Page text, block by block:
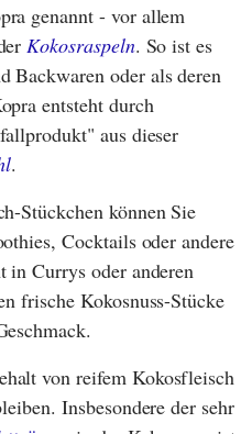
genannt - vor allem
Kokosraspeln. So ist es
Backwaren oder als deren
entsteht durch
aus dieser
.
Stückchen können Sie
Cocktails oder andere
in Currys oder anderen
frische Kokosnuss-Stücke
von reifem Kokosfleisch
Insbesondere der sehr